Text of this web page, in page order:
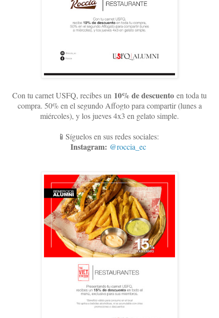
Con tu carnet USFQ, recibes un 10% de descuento en toda tu
compra. 50% en el segundo Affogto para compartir (lunes a
miércoles), y los jueves 4x3 en gelato simple.
📱Síguelos en sus redes sociales:
Instagram: @roccia_ec